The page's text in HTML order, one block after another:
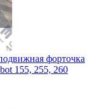
форточка
155, 255, 260